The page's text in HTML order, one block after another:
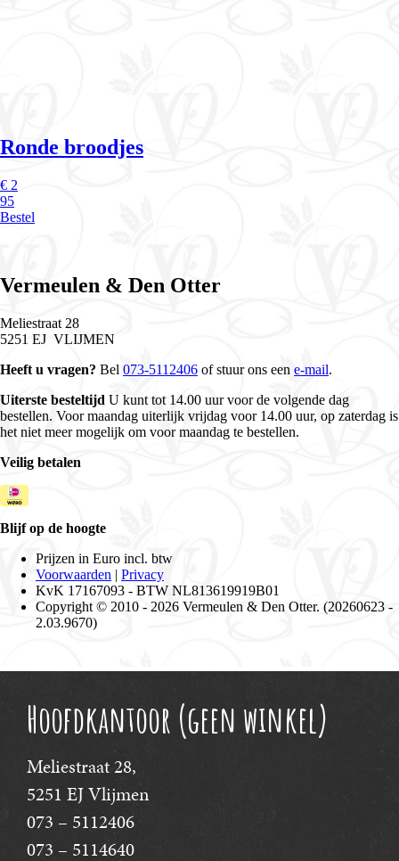
Hoofdkantoor (geen winkel)
Meliestraat 28,
5251 EJ Vlijmen
073 – 5112406
073 – 5114640